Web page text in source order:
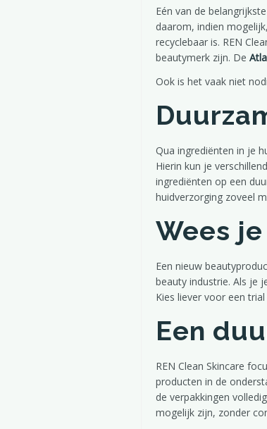
Eén van de
daarom, indien
recyclebaar is. REN
beautymerk zijn. De
Ook is het vaak niet
Qua ingrediënten in je
Hierin kun je
ingrediënten op een
huidverzorging zoveel
Wees
Een nieuw
beauty industrie. Als je
Kies liever voor een
Een
REN Clean Skincare
producten in de
de verpakkingen
mogelijk zijn, zonder